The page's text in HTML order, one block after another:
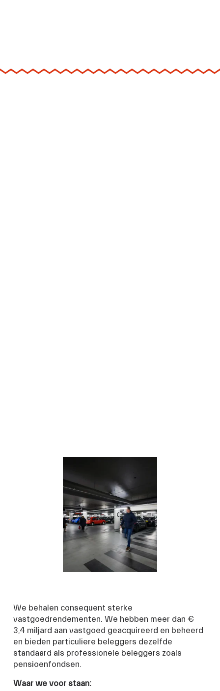
We behalen consequent sterke
vastgoedrendementen. We hebben meer dan €
3,4 miljard aan vastgoed geacquireerd en beheerd
en bieden particuliere beleggers dezelfde
standaard als professionele beleggers zoals
pensioenfondsen.
Waar we voor staan: